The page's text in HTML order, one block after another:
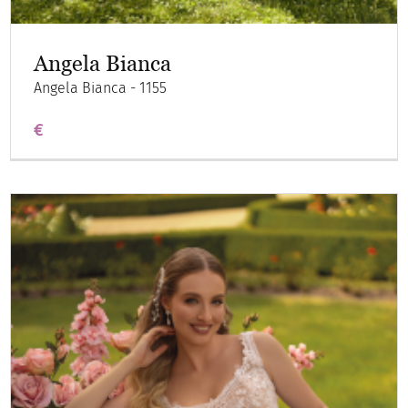
Angela Bianca
Angela Bianca - 1155
€